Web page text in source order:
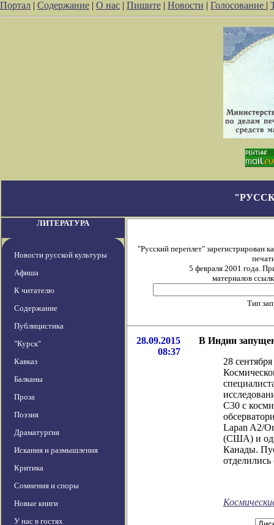
Портал | Содержание | О нас | Пишите | Новости | Голосование |
ЛИТЕРАТУРА
Новости русской культуры
Афиша
К читателю
Содержание
Публицистика
"Курск"
Кавказ
Балканы
Проза
Поэзия
Драматургия
Искания и размышления
Критика
Сомнения и споры
Новые книги
У нас в гостях
"Русский переплет" зарегистрирован
5 февраля 2001 года.
материалов
Тип
28.09.2015
08:37
В Индии
28
C30 с
Lapan A2/
(США) и
Канады.
отделились